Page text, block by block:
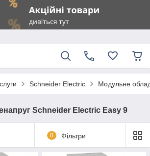
Schneider Electric Модульне
Schneider Electric Easy 9
0 Фільтри